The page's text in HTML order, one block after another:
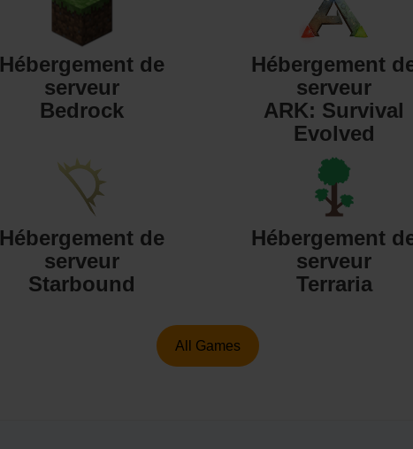
Hébergement de
serveur
Bedrock
Hébergement
serveur
ARK: Survival
Evolved
Hébergement de
serveur
Starbound
Hébergement
serveur
Terraria
All Games